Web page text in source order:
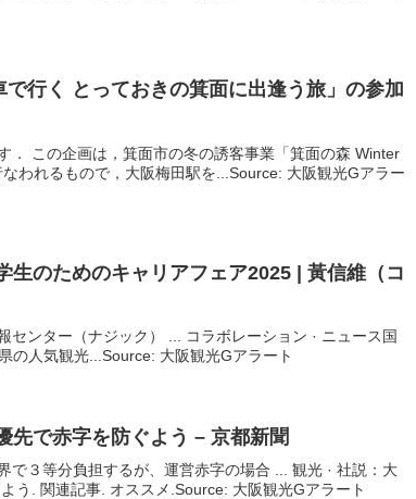
で行く とっておきの箕面に出逢う旅」の参加
． この企画は，箕面市の冬の誘客事業「箕面の森 Winter
われるもので，大阪梅田駅を...Source: 大阪観光Gアラー
生のためのキャリアフェア2025 | 黃信維（コ
センター（ナジック） ... コラボレーション · ニュース国
の人気観光...Source: 大阪観光Gアラート
先で赤字を防ぐよう – 京都新聞
で３等分負担するが、運営赤字の場合 ... 観光 · 社説：大
う. 関連記事. オススメ.Source: 大阪観光Gアラート